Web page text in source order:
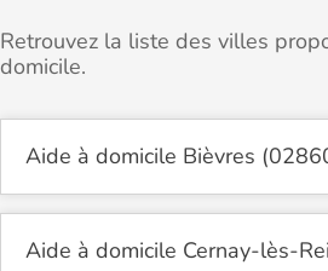
Retrouvez la liste des villes
domicile.
Aide à domicile Bièvres
Aide à domicile Cernay-lès-